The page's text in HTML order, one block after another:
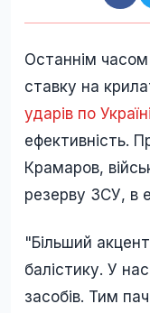
Останнім
ставку на
ударів по Україні
ефективність.
Крамаров,
резерву ЗСУ, в
"Більший
балістику. У
засобів. Тим